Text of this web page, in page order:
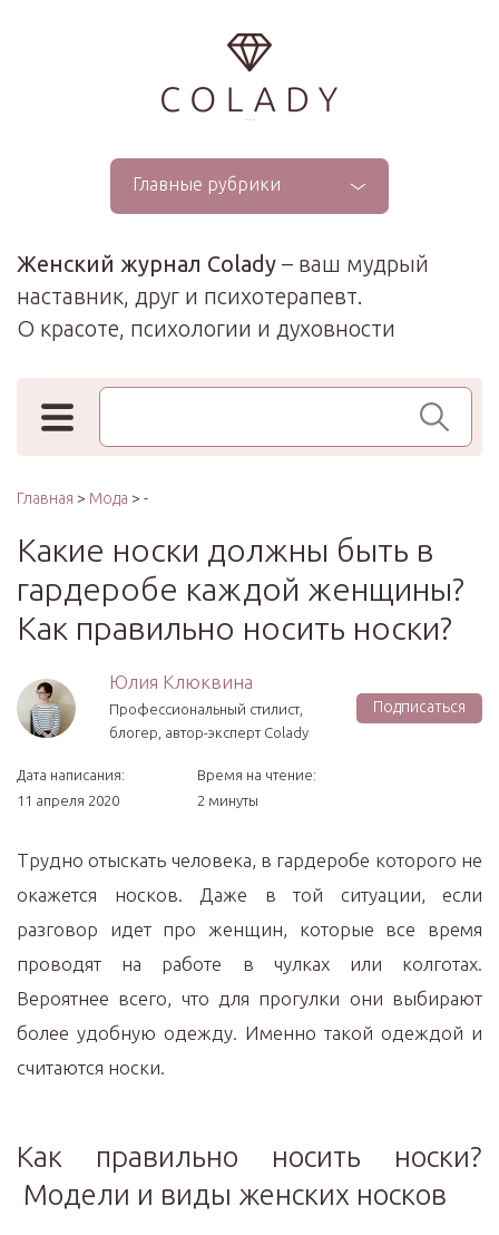
...
Главные рубрики
Женский журнал Colady – ваш мудрый
наставник, друг и психотерапевт.
О красоте, психологии и духовности
Поиск по сайту
Главная > Мода > -
Какие носки должны быть в
гардеробе каждой женщины?
Как правильно носить носки?
Юлия Клюквина
Профессиональный стилист,
блогер, автор-эксперт Colady
Подписаться
Дата написания:
11 апреля 2020
Время на чтение:
2 минуты
Трудно отыскать человека, в гардеробе которого не
окажется носков. Даже в той ситуации, если
разговор идет про женщин, которые все время
проводят на работе в чулках или колготах.
Вероятнее всего, что для прогулки они выбирают
более удобную одежду. Именно такой одеждой и
считаются носки.
Как правильно носить носки?
Модели и виды женских носков